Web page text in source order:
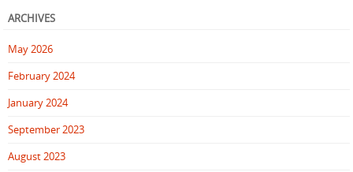
ARCHIVES
May 2026
February 2024
January 2024
September 2023
August 2023